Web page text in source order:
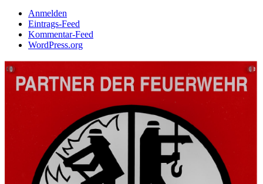
Anmelden
Eintrags-Feed
Kommentar-Feed
WordPress.org